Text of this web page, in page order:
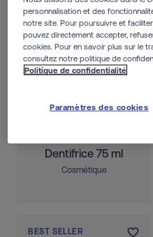
ELGYDIUM
Dentifrice 75 ml
Cosmétique
BEST SELLER
personnalisation et des
notre site. Pour poursuivre et
pouvez directement accepter,
cookies. Pour en savoir plus sur le
consultez notre politique de
:Politique de confidentialité
Paramètres des cookies